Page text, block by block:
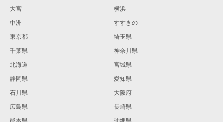
大宮
横浜
中洲
すすきの
東京都
埼玉県
千葉県
神奈川県
北海道
宮城県
静岡県
愛知県
石川県
大阪府
広島県
長崎県
熊本県
沖縄県